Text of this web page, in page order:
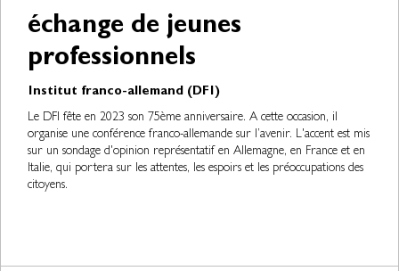
échange de jeunes
professionnels
Institut franco-allemand (DFI)
Le DFI fête en 2023 son 75ème anniversaire. A cette occasion, il
organise une conférence franco-allemande sur l’avenir. L'accent est mis
sur un sondage d'opinion représentatif en Allemagne, en France et en
Italie, qui portera sur les attentes, les espoirs et les préoccupations des
citoyens.